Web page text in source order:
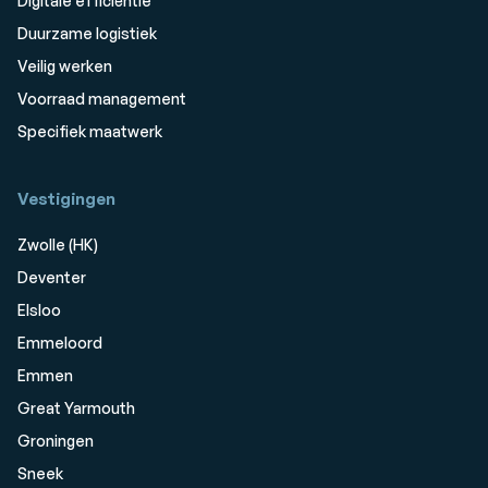
Duurzame logistiek
Veilig werken
Voorraad management
Specifiek maatwerk
Vestigingen
Zwolle (HK)
Deventer
Elsloo
Emmeloord
Emmen
Great Yarmouth
Groningen
Sneek